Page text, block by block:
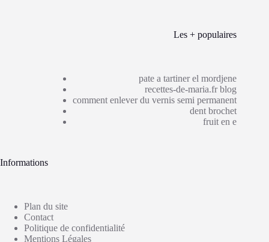
Les + populaires
pate a tartiner el mordjene
recettes-de-maria.fr blog
comment enlever du vernis semi permanent
dent brochet
fruit en e
Informations
Plan du site
Contact
Politique de confidentialité
Mentions Légales